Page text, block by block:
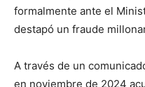
formalmente ante el
destapó un fraude
A través de un
en noviembre de 2024